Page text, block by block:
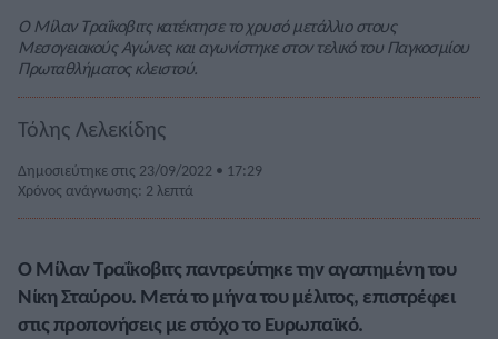
Ο Μίλαν Τραΐκοβιτς κατέκτησε το χρυσό μετάλλιο στους
Μεσογειακούς Αγώνες και αγωνίστηκε στον τελικό του Παγκοσμίου
Πρωταθλήματος κλειστού.
Τόλης Λελεκίδης
Δημοσιεύτηκε στις 23/09/2022 • 17:29
Χρόνος ανάγνωσης: 2 λεπτά
Ο Μίλαν Τραΐκοβιτς παντρεύτηκε την αγαπημένη του
Νίκη Σταύρου. Μετά το μήνα του μέλιτος, επιστρέφει
στις προπονήσεις με στόχο το Ευρωπαϊκό.